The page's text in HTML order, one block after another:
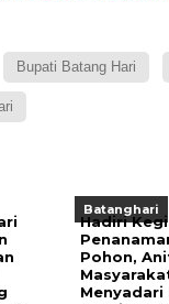
Bupati Batang Hari
Batanghari
Hadiri
Pohon,
Menyadari